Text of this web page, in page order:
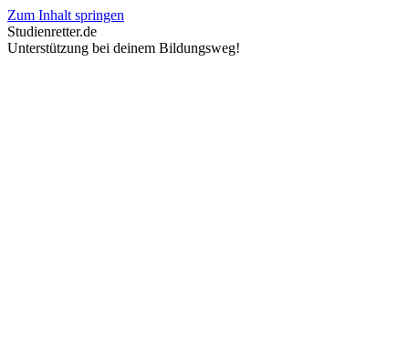
Zum Inhalt springen
Studienretter.de
Unterstützung bei deinem Bildungsweg!